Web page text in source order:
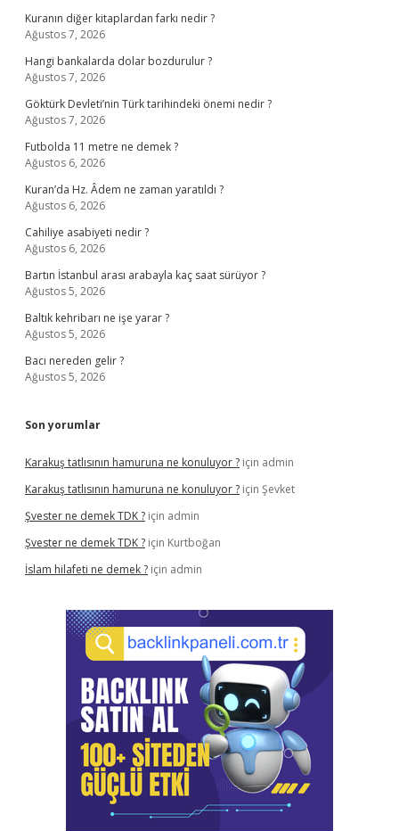
Kuranın diğer kitaplardan farkı nedir ?
Ağustos 7, 2026
Hangi bankalarda dolar bozdurulur ?
Ağustos 7, 2026
Göktürk Devleti’nin Türk tarihindeki önemi nedir ?
Ağustos 7, 2026
Futbolda 11 metre ne demek ?
Ağustos 6, 2026
Kuran’da Hz. Âdem ne zaman yaratıldı ?
Ağustos 6, 2026
Cahiliye asabiyeti nedir ?
Ağustos 6, 2026
Bartın İstanbul arası arabayla kaç saat sürüyor ?
Ağustos 5, 2026
Baltık kehribarı ne işe yarar ?
Ağustos 5, 2026
Bacı nereden gelir ?
Ağustos 5, 2026
Son yorumlar
Karakuş tatlısının hamuruna ne konuluyor ? için admin
Karakuş tatlısının hamuruna ne konuluyor ? için Şevket
Şvester ne demek TDK ? için admin
Şvester ne demek TDK ? için Kurtboğan
İslam hilafeti ne demek ? için admin